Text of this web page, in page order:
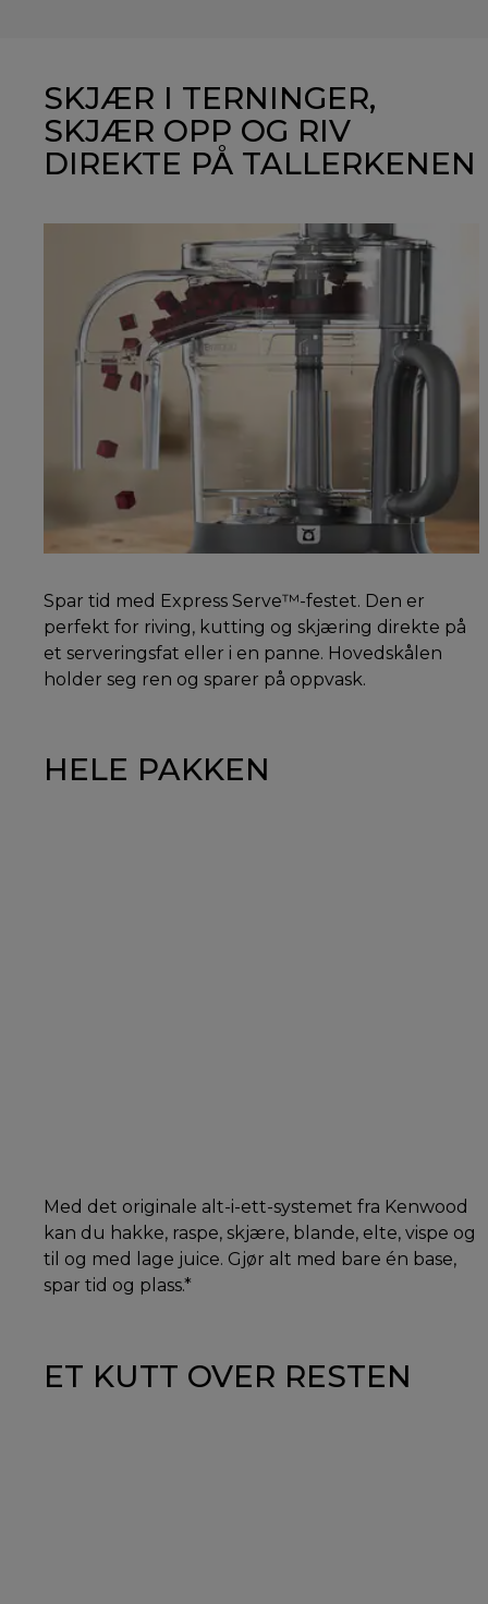
SKJÆR I TERNINGER,
SKJÆR OPP OG RIV
DIREKTE PÅ TALLERKENEN
Spar tid med Express Serve™-festet. Den er
perfekt for riving, kutting og skjæring direkte på
et serveringsfat eller i en panne. Hovedskålen
holder seg ren og sparer på oppvask.
HELE PAKKEN
Med det originale alt-i-ett-systemet fra Kenwood
kan du hakke, raspe, skjære, blande, elte, vispe og
til og med lage juice. Gjør alt med bare én base,
spar tid og plass.*
ET KUTT OVER RESTEN